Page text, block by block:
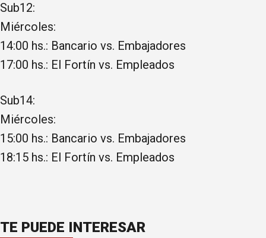
Sub12:
Miércoles:
14:00 hs.: Bancario vs. Embajadores
17:00 hs.: El Fortín vs. Empleados
Sub14:
Miércoles:
15:00 hs.: Bancario vs. Embajadores
18:15 hs.: El Fortín vs. Empleados
TE PUEDE INTERESAR